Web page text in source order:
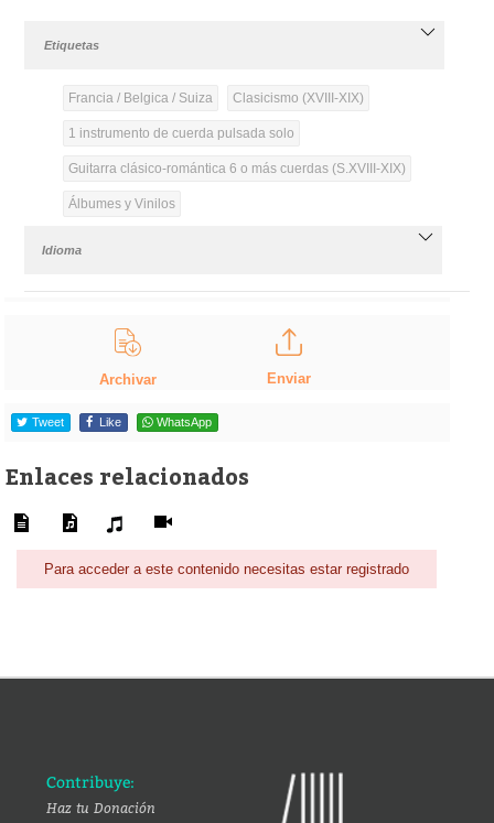
Etiquetas
Francia / Belgica / Suiza Clasicismo (XVIII-XIX)
1 instrumento de cuerda pulsada solo
Guitarra clásico-romántica 6 o más cuerdas (S.XVIII-XIX)
Álbumes y Vinilos
Idioma
Archivar Enviar
Tweet Like WhatsApp
Enlaces relacionados
Para acceder a este contenido necesitas estar registrado
Contribuye:
Haz tu Donación